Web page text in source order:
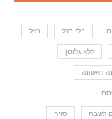
בלי בצל בצל
ללא גלוטן
ראשונה
לשבת סויה